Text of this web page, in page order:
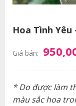
Hoa Tình Yêu
Giá bán:
* Do được làm
màu sắc hoa